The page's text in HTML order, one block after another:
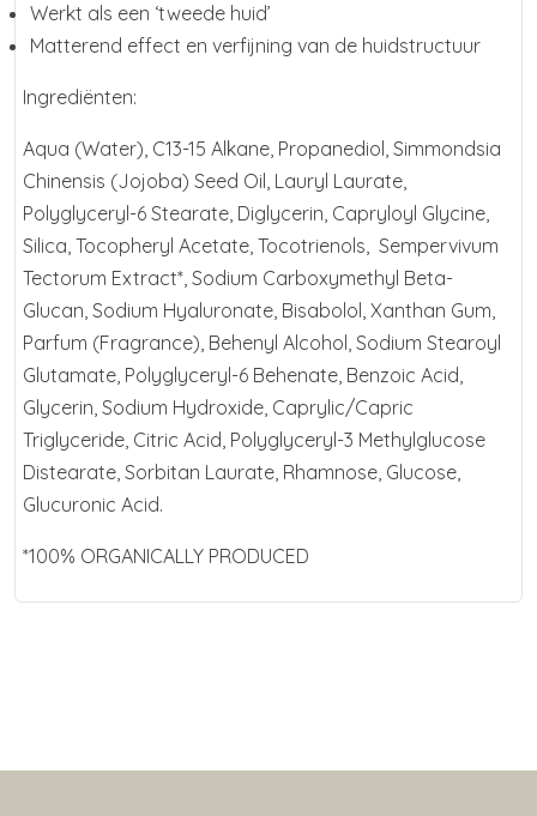
Werkt als een ‘tweede huid’
Matterend effect en verfijning van de huidstructuur
Ingrediënten:
Aqua (Water), C13-15 Alkane, Propanediol, Simmondsia
Chinensis (Jojoba) Seed Oil, Lauryl Laurate,
Polyglyceryl-6 Stearate, Diglycerin, Capryloyl Glycine,
Silica, Tocopheryl Acetate, Tocotrienols, Sempervivum
Tectorum Extract*, Sodium Carboxymethyl Beta-
Glucan, Sodium Hyaluronate, Bisabolol, Xanthan Gum,
Parfum (Fragrance), Behenyl Alcohol, Sodium Stearoyl
Glutamate, Polyglyceryl-6 Behenate, Benzoic Acid,
Glycerin, Sodium Hydroxide, Caprylic/Capric
Triglyceride, Citric Acid, Polyglyceryl-3 Methylglucose
Distearate, Sorbitan Laurate, Rhamnose, Glucose,
Glucuronic Acid.
*100% ORGANICALLY PRODUCED